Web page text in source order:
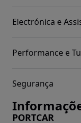
Electrónica e
Performance e
Segurança
PORTCAR